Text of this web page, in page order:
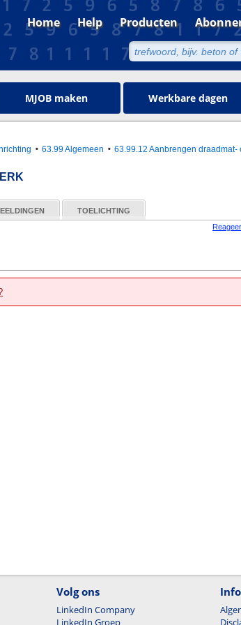
Home Help Producten
MJOB maken Werkbare dagen
63.99 Algemeen 63.99.12 Aanbrengen draadmat-
TOELICHTING
Volg ons
LinkedIn Company
LinkedIn Groep